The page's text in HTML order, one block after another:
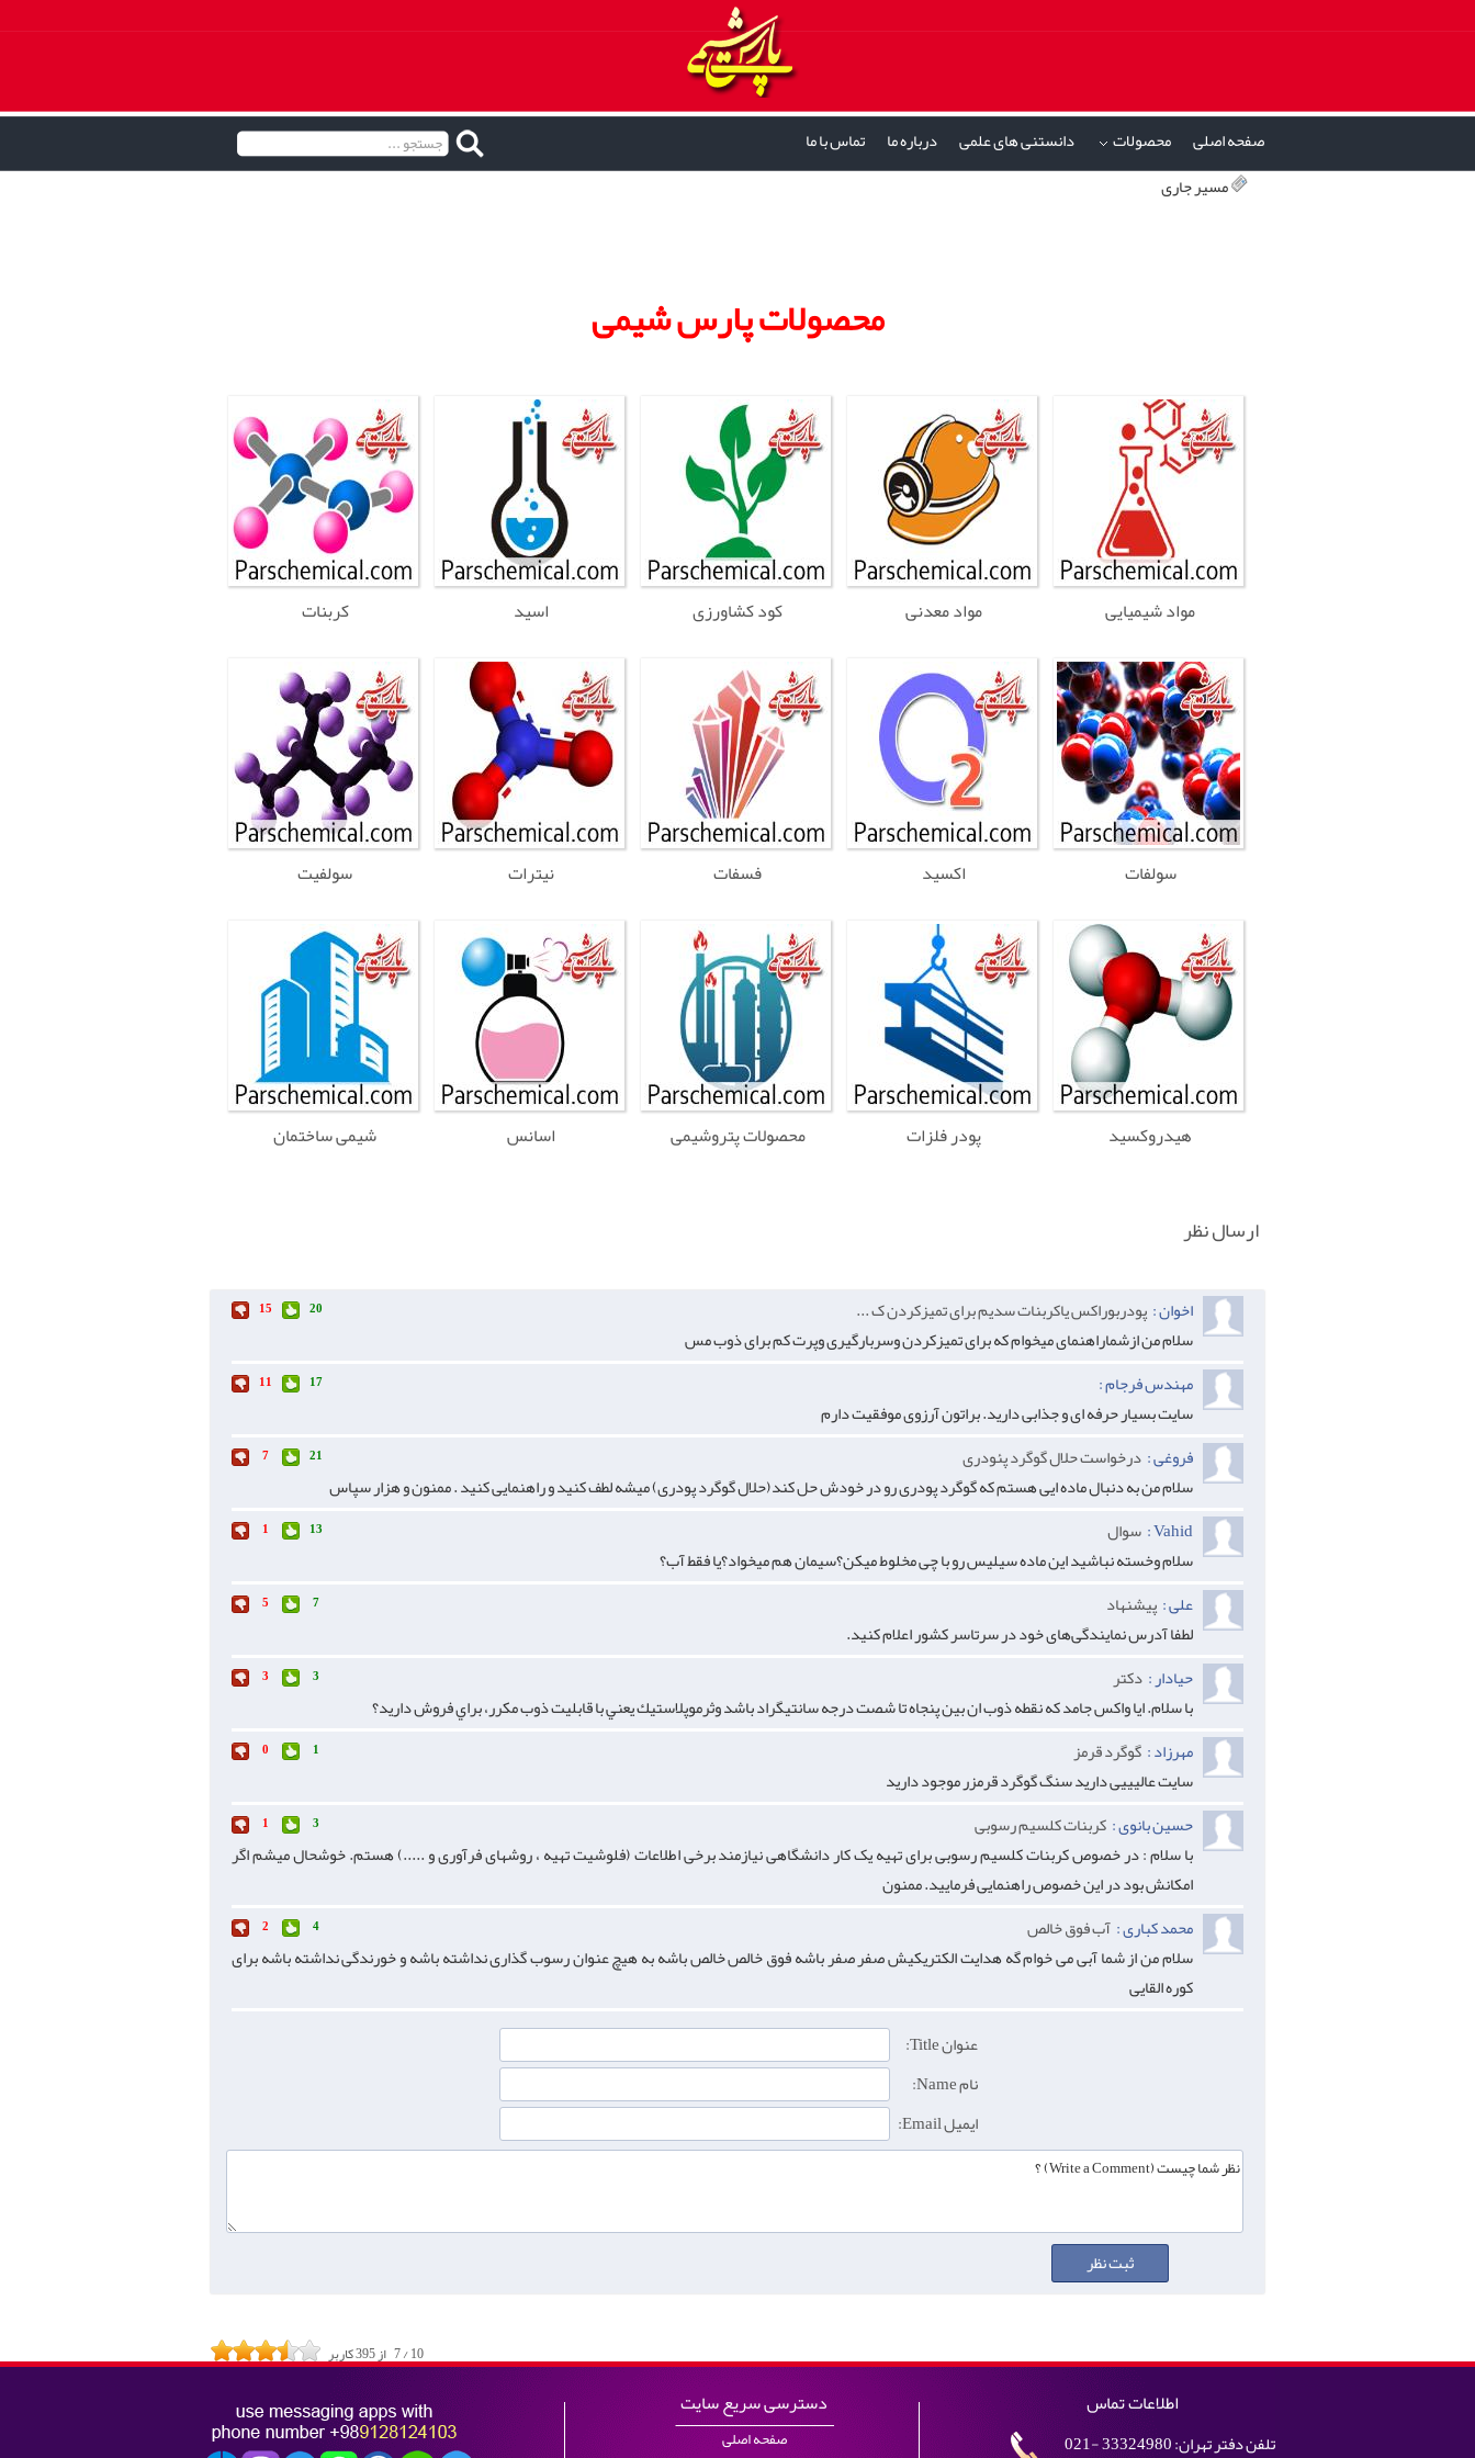
صفحه اصلی محصولات دانستنی های علمی درباره ما
تماس با ما
مسیر جاری
»
محصولات پارس شیمی
مواد شیمیایی مواد معدنی کود کشاورزی اسید کربنات
سولفات اکسید فسفات نیترات سولفیت
هیدروکسید پودر فلزات محصولات پتروشیمی اسانس شیمی ساختمان
ارسال نظر
اخوان : پودربوراکس یاکربنات سدیم برای تمیزکردن ک ... 20
15
سلام من ازشماراهنمای میخوام که برای تمیزکردن وسربارگیری وپرت کم برای ذوب مس
مهندس فرجام :
17
11
سایت بسیار حرفه ای و جذابی دارید. براتون آرزوی موفقیت دارم
فروغی : درخواست حلال گوگرد پئودری 21
7
سلام من به دنبال ماده ایی هستم که گوگرد پودری رو در خودش حل کند(حلال گوگرد پودری) میشه لطف کنید و راهنمایی کنید . ممنون و هزار سپاس
Vahid : سوال 13
1
سلام وخسته نباشید این ماده سیلیس رو با چی مخلوط میکن؟سیمان هم میخواد؟یا فقط آب؟
علی : پیشنهاد 7
5
لطفا آدرس نمایندگی‌های خود در سرتاسر کشور اعلام کنید.
حيادار : دكتر 3
3
با سلام. ايا واكس جامد كه نقطه ذوب ان بين پنجاه تا شصت درجه سانتيگراد باشد وثرموپلاستيك يعني با قابليت ذوب مكرر، براي فروش داريد؟
مهرزاد : گوگرد قرمز 1
0
سایت عالیییی دارید سنگ گوگرد قرمزر موجود دارید
حسین بانوی : کربنات کلسیم رسوبی 3
1
با سلام : در خصوص کربنات کلسیم رسوبی برای تهیه یک کار دانشگاهی نیازمند برخی اطلاعات (فلوشیت تهیه ، روشهای فرآوری و .....) هستم. خوشحال میشم اگر
امکانش بود در این خصوص راهنمایی فرمایید. ممنون
محمد کباری : آب فوق خالص 4
2
سلام من از شما آبی می خوام گه هدایت الکتریکیش صفر صفر باشه فوق خالص خالص باشه به هیچ عنوان رسوب گذاری نداشته باشه و خورندگی نداشته باشه برای
کوره القایی
عنوان Title:
نام Name:
ایمیل Email:
7/10 از395کاربر
اطلاعات تماس
تلفن دفتر تهران: 33324980 -021
دسترسی سریع سایت
صفحه اصلی